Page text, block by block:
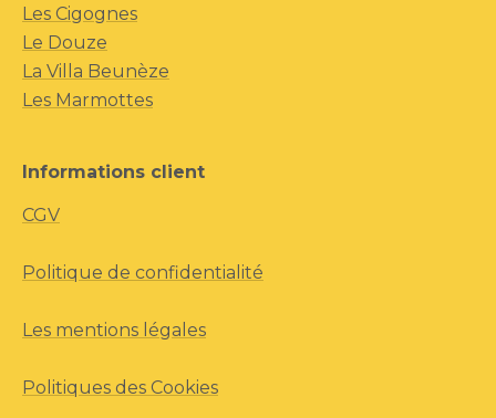
Les Cigognes
Le Douze
La Villa Beunèze
Les Marmottes
Informations client
CGV
Politique de confidentialité
Les mentions légales
Politiques des Cookies